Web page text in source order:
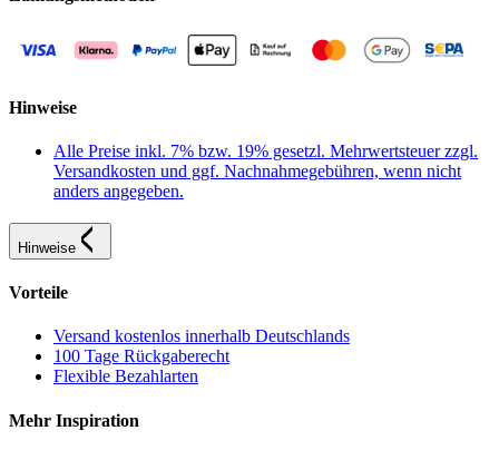
Hinweise
Alle Preise inkl. 7% bzw. 19% gesetzl. Mehrwertsteuer zzgl.
Versandkosten und ggf. Nachnahmegebühren, wenn nicht
anders angegeben.
Hinweise
Vorteile
Versand kostenlos innerhalb Deutschlands
100 Tage Rückgaberecht
Flexible Bezahlarten
Mehr Inspiration